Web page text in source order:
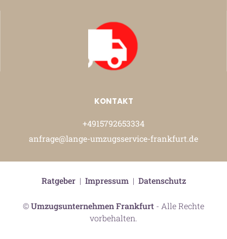
KONTAKT
+4915792653334
anfrage@lange-umzugsservice-frankfurt.de
©Umzugsunternehmen Frankfurt - Alle Rechte
vorbehalten.
Ratgeber| Impressum| Datenschutz